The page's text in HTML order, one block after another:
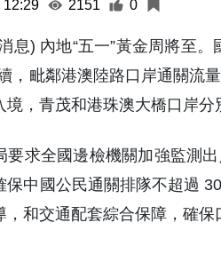
12:29 2151 0
息) 內地“五一”黃金周將至
，毗鄰港澳陸路口岸通關流
境，青茂和港珠澳大橋口岸分
要求全國邊檢機關加強監測
保中國公民通關排隊不超過
，和交通配套綜合保障，確